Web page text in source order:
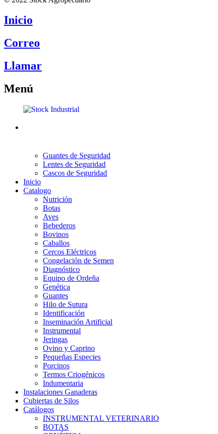
Inicio
Correo
Llamar
Menú
Guantes de Seguridad
Lentes de Seguridad
Cascos de Seguridad
Inicio
Catalogo
Nutrición
Botas
Aves
Bebederos
Bovinos
Caballos
Cercos Eléctricos
Congelación de Semen
Diagnóstico
Equipo de Ordeña
Genética
Guantes
Hilo de Sutura
Identificación
Inseminación Artificial
Instrumental
Jeringas
Ovino y Caprino
Pequeñas Especies
Porcinos
Termos Criogénicos
Indumentaria
Instalaciones Ganaderas
Cubiertas de Silos
Catálogos
INSTRUMENTAL VETERINARIO
BOTAS